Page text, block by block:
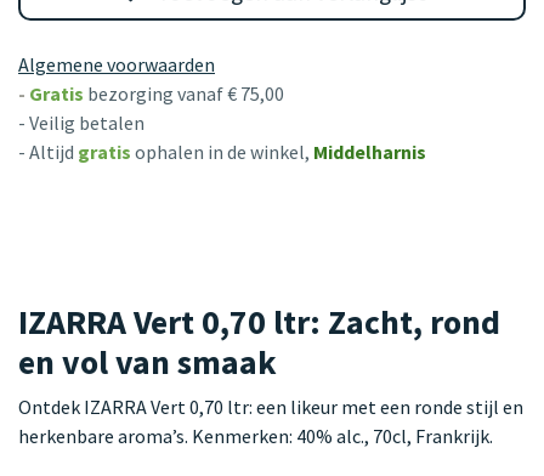
Algemene voorwaarden
- Gratis bezorging vanaf € 75,00
- Veilig betalen
- Altijd gratis ophalen in de winkel, Middelharnis
IZARRA Vert 0,70 ltr: Zacht, rond
en vol van smaak
Ontdek IZARRA Vert 0,70 ltr: een likeur met een ronde stijl en
herkenbare aroma’s. Kenmerken: 40% alc., 70cl, Frankrijk.